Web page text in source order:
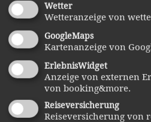
der überdachte Glasweg mit
witzigen Glasskulpturen der
Wetter
Wetteranzeige von
GoogleMaps
Kartenanzeige von
ErlebnisWidget
Anzeige von externen
von booking&more.
Reiseversicherung
Reiseversicherung von